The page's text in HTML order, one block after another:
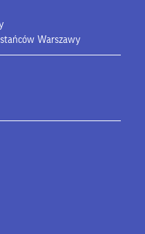
Warszawy